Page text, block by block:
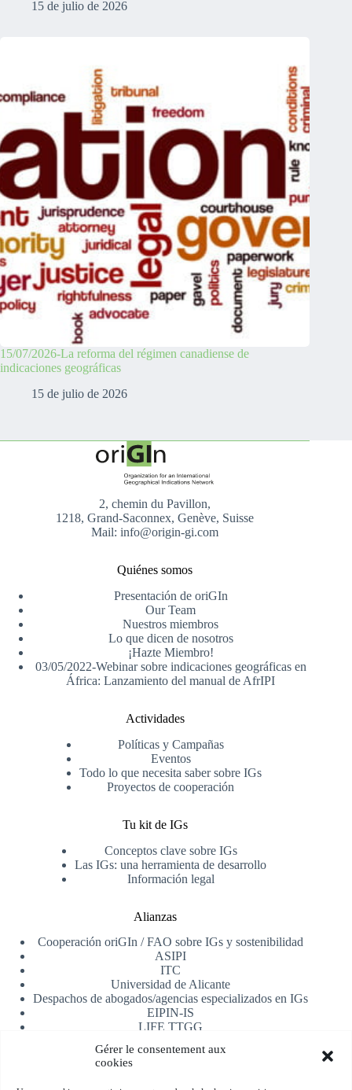
Gérer le consentement aux
cookies
15 de julio de 2026
15/07/2026-La reforma del régimen canadiense de
indicaciones geográficas
15 de julio de 2026
2, chemin du Pavillon,
1218, Grand-Saconnex, Genève, Suisse
Mail: info@origin-gi.com
Quiénes somos
Presentación de oriGIn
Our Team
Nuestros miembros
Lo que dicen de nosotros
¡Hazte Miembro!
03/05/2022-Webinar sobre indicaciones geográficas en
África: Lanzamiento del manual de AfrIPI
Actividades
Políticas y Campañas
Eventos
Todo lo que necesita saber sobre IGs
Proyectos de cooperación
Tu kit de IGs
Conceptos clave sobre IGs
Las IGs: una herramienta de desarrollo
Información legal
Alianzas
Cooperación oriGIn / FAO sobre IGs y sostenibilidad
ASIPI
ITC
Universidad de Alicante
Despachos de abogados/agencias especializados en IGs
EIPIN-IS
LIFE TTGG